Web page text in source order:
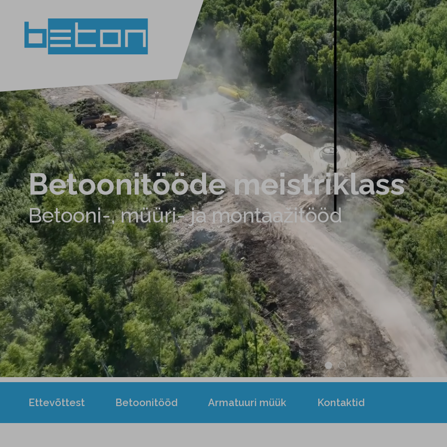
Betoonitööde meistriklass
Betooni-, müüri- ja montaažitööd
Betoonitööde meistriklass
Betooni-, müüri- ja montaažitööd
Ettevõttest Betoonitööd Armatuuri müük Kontaktid